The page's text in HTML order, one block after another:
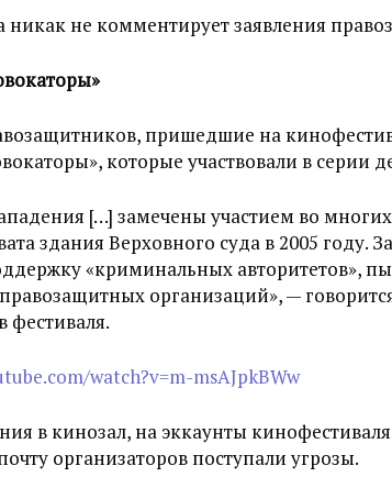
не комментирует заявления
пришедшие на
которые участвовали в серии
[…] замечены участием во
здания Верховного суда в 2005 году.
«криминальных авторитетов»,
организаций», —
фестиваля.
watch?v=m-msAJpkBWw
в кинозал, на эккаунты
организаторов поступали угрозы.